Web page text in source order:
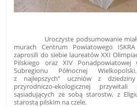
Uroczyste podsumowanie miało
murach Centrum Powiatowego
zaprosili do siebie laureatów XXI
Pilskiego oraz XIV Ponadpowiatowej
Subregionu Północnej
z najlepszych” uczniów z
przyrodniczo-ekologicznej przywitali
sąsiadujących ze sobą starostw, z
starostą pilskim na czele.